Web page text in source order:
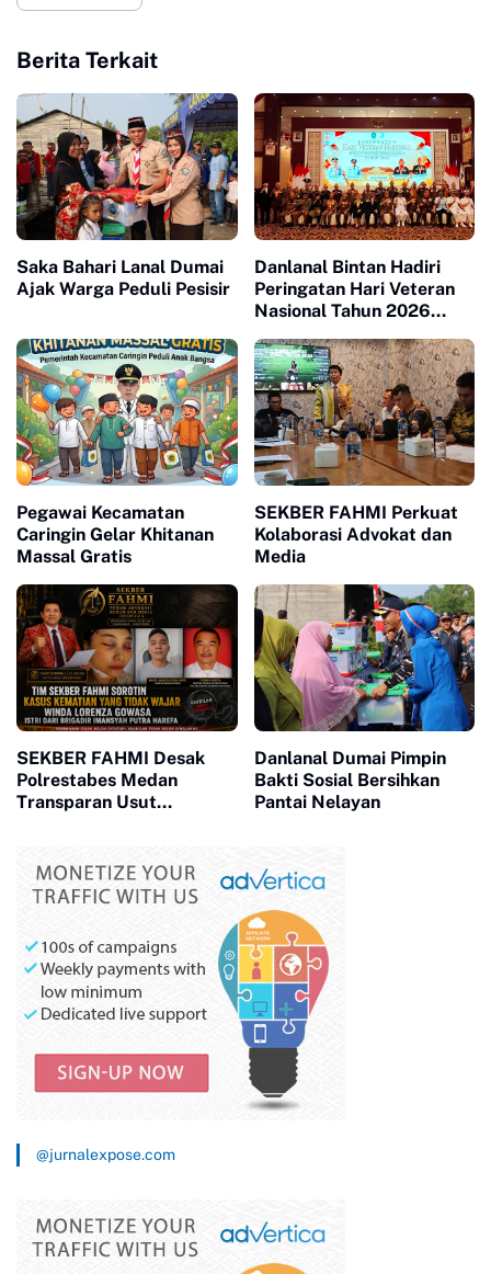
Berita Terkait
Saka Bahari Lanal Dumai
Ajak Warga Peduli Pesisir
Danlanal Bintan Hadiri
Peringatan Hari Veteran
Nasional Tahun 2026
Kepulauan Riau
Pegawai Kecamatan
Caringin Gelar Khitanan
Massal Gratis
SEKBER FAHMI Perkuat
Kolaborasi Advokat dan
Media
SEKBER FAHMI Desak
Polrestabes Medan
Transparan Usut
Danlanal Dumai Pimpin
Bakti Sosial Bersihkan
Pantai Nelayan
@jurnalexpose.com